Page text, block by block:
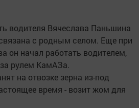
водителя Вячеслава Паньшина
с родным селом. Еще при
он начал работать водителем,
рулем КамАЗа.
на отвозке зерна из-под
время - возит жом для